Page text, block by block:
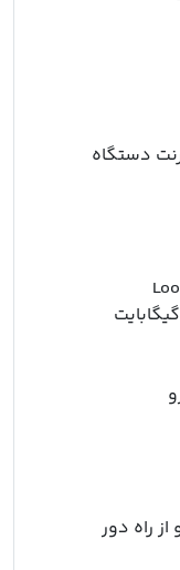
دستگاه
راه دور